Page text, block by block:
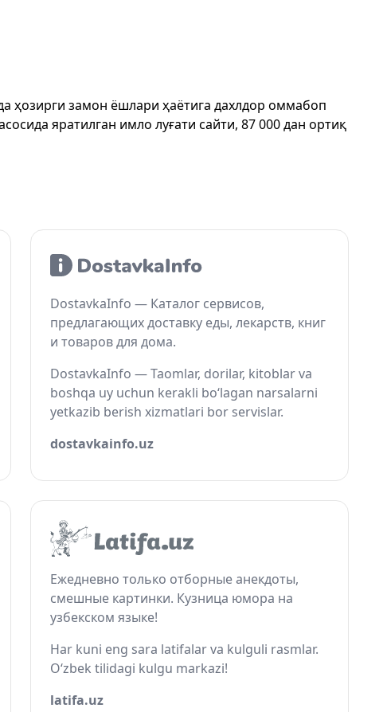
ҳозирги замон ёшлари ҳаётига дахлдор оммабоп
яратилган имло луғати сайти, 87 000 дан ортиқ
DostavkaInfo — Каталог сервисов,
предлагающих доставку еды, лекарств, книг
и товаров для дома.
DostavkaInfo — Taomlar, dorilar, kitoblar va
boshqa uy uchun kerakli bo‘lagan narsalarni
yetkazib berish xizmatlari bor servislar.
dostavkainfo.uz
Ежедневно только отборные анекдоты,
смешные картинки. Кузница юмора на
узбекском языке!
Har kuni eng sara latifalar va kulguli rasmlar.
O‘zbek tilidagi kulgu markazi!
latifa.uz